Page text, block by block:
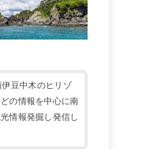
豆中木のヒリゾ
の情報を中心に南
情報発掘し発信し